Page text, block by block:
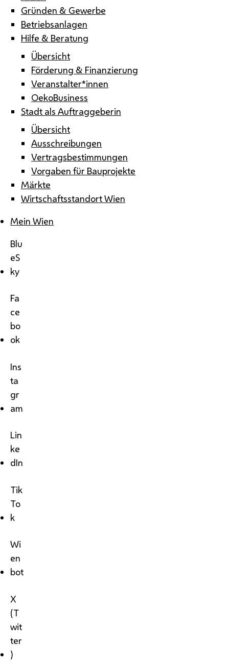
Gründen & Gewerbe
Betriebsanlagen
Hilfe & Beratung
Übersicht
Förderung & Finanzierung
Veranstalter*innen
OekoBusiness
Stadt als Auftraggeberin
Übersicht
Ausschreibungen
Vertragsbestimmungen
Vorgaben für Bauprojekte
Märkte
Wirtschaftsstandort Wien
Mein Wien
Blu
eS
ky
Fa
ce
bo
ok
Ins
ta
gr
am
Lin
ke
dIn
Tik
To
k
Wi
en
bot
X
(T
wit
ter
)